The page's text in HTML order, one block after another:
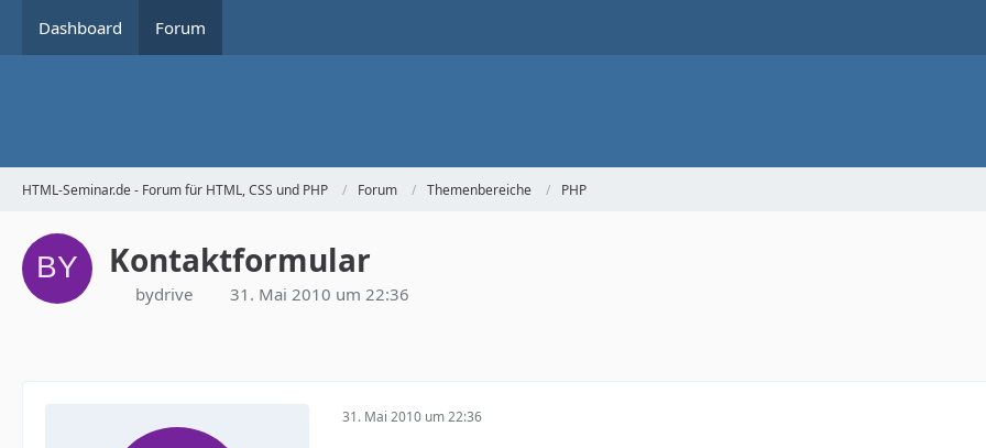
Dashboard Forum
HTML-Seminar.de - Forum für HTML, CSS und PHP Forum Themenbereiche PHP
Kontaktformular
bydrive 31. Mai 2010 um 22:36
31. Mai 2010 um 22:36